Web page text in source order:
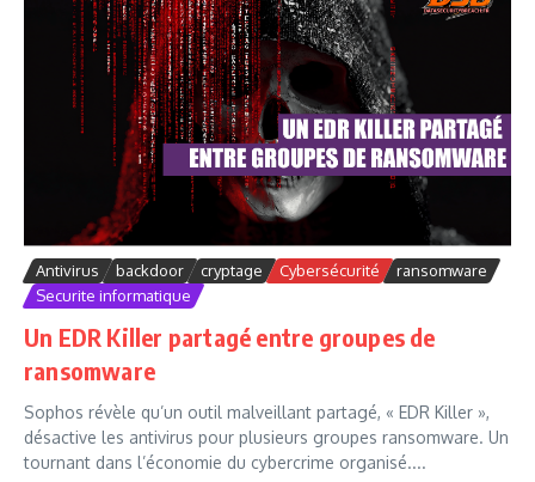
Antivirus backdoor cryptage Cybersécurité
ransomware
Securite informatique
Un EDR Killer partagé entre groupes de
ransomware
Sophos révèle qu’un outil malveillant partagé, « EDR Killer »,
désactive les antivirus pour plusieurs groupes ransomware. Un
tournant dans l’économie du cybercrime organisé....